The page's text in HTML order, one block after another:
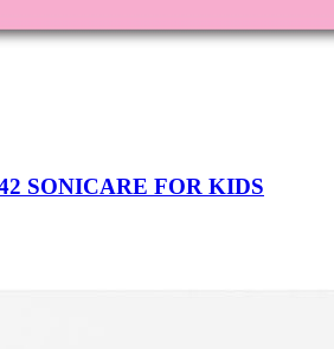
SONICARE FOR KIDS